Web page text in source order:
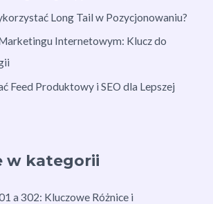
Long Tail w Pozycjonowaniu?
Internetowym: Klucz do
Feed Produktowy i SEO dla Lepszej
w kategorii
a 302: Kluczowe Różnice i